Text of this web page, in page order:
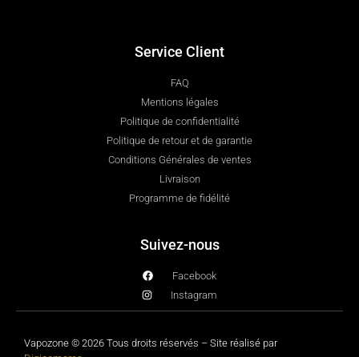
Service Client
FAQ
Mentions légales
Politique de confidentialité
Politique de retour et de garantie
Conditions Générales de ventes
Livraison
Programme de fidélité
Suivez-nous
Facebook
Instagram
Vapozone © 2026 Tous droits réservés – Site réalisé par